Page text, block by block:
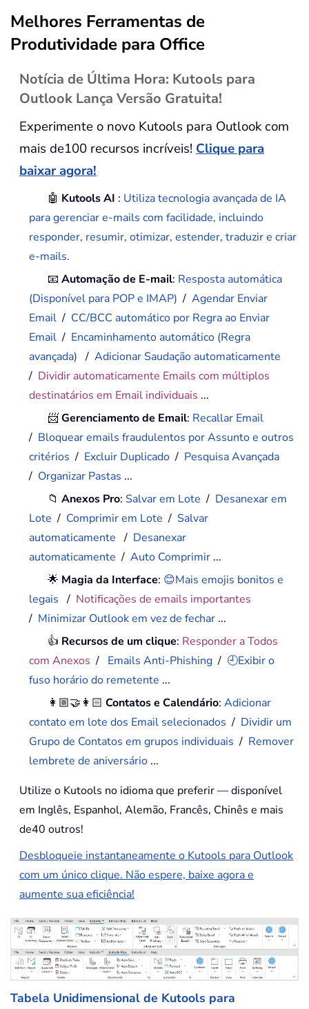
Melhores Ferramentas de
Produtividade para Office
Notícia de Última Hora: Kutools para
Outlook Lança Versão Gratuita!
Experimente o novo Kutools para Outlook com
mais de100 recursos incríveis! Clique para
baixar agora!
🤖 Kutools AI : Utiliza tecnologia avançada de IA
para gerenciar e-mails com facilidade, incluindo
responder, resumir, otimizar, estender, traduzir e criar
e-mails.
📧Automação de E-mail: Resposta automática
(Disponível para POP e IMAP) /Agendar Enviar
Email / CC/BCC automático por Regra ao Enviar
Email / Encaminhamento automático (Regra
avançada) /Adicionar Saudação automaticamente
/ Dividir automaticamente Emails com múltiplos
destinatários em Email individuais ...
📨Gerenciamento de Email: Recallar Email
/ Bloquear emails fraudulentos por Assunto e outros
critérios / Excluir Duplicado / Pesquisa Avançada
/ Organizar Pastas ...
📁Anexos Pro: Salvar em Lote / Desanexar em
Lote / Comprimir em Lote / Salvar
automaticamente / Desanexar
automaticamente /Auto Comprimir ...
🌟 Magia da Interface: 😊Mais emojis bonitos e
legais / Notificações de emails importantes
/ Minimizar Outlook em vez de fechar ...
👍 Recursos de um clique: Responder a Todos
com Anexos / Emails Anti-Phishing / 🕘Exibir o
fuso horário do remetente ...
👩🏼‍🤝‍👩🏻Contatos e Calendário:Adicionar
contato em lote dos Email selecionados / Dividir um
Grupo de Contatos em grupos individuais / Remover
lembrete de aniversário ...
Utilize o Kutools no idioma que preferir — disponível
em Inglês, Espanhol, Alemão, Francês, Chinês e mais
de40 outros!
Desbloqueie instantaneamente o Kutools para Outlook
com um único clique. Não espere, baixe agora e
aumente sua eficiência!
Tabela Unidimensional de Kutools para